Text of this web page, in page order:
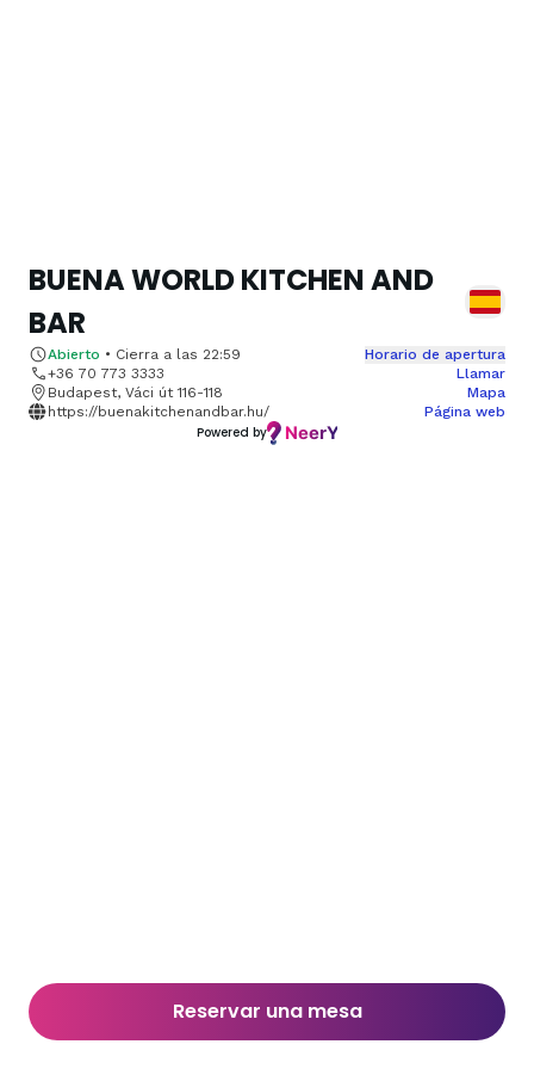
BUENA WORLD KITCHEN AND
BAR
Abierto • Cierra a las 22:59
Horario de apertura
+36 70 773 3333
Llamar
Budapest, Váci út 116-118
Mapa
https://buenakitchenandbar.hu/
Página web
Powered by
Reservar una mesa